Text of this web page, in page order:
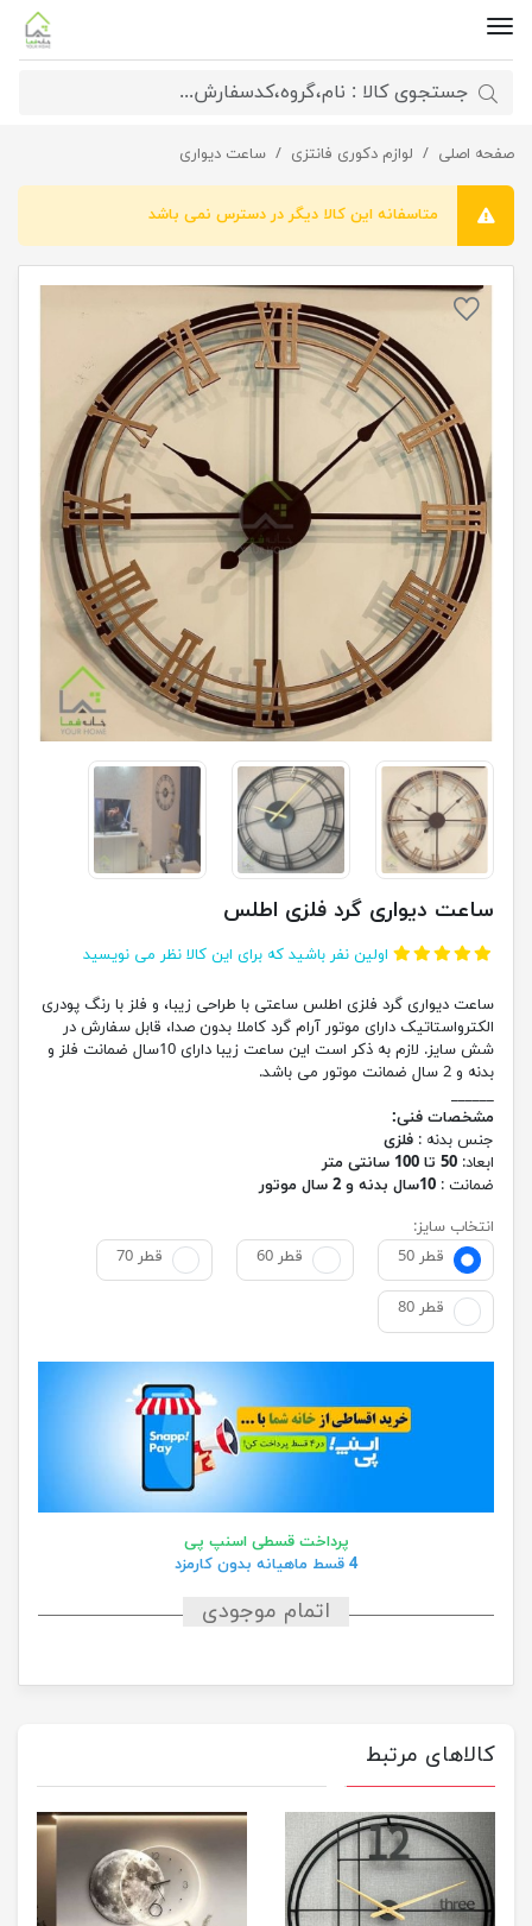
صفحه اصلی لوازم دکوری فانتزی ساعت دیواری ساعت دیواری گرد فلزی اطلس
متاسفانه این کالا دیگر در دسترس نمی باشد
ساعت دیواری گرد فلزی اطلس
اولین نفر باشید که برای این کالا نظر می نویسید
ساعت دیواری گرد فلزی اطلس ساعتی با طراحی زیبا، و فلز با رنگ پودری
الکترواستاتیک دارای موتور آرام گرد کاملا بدون صدا، قابل سفارش در
شش سایز. لازم به ذکر است این ساعت زیبا دارای 10سال ضمانت فلز و
بدنه و 2 سال ضمانت موتور می باشد.
______
مشخصات فنی:
جنس بدنه : فلزی
ابعاد: 50 تا 100 سانتی متر
ضمانت : 10سال بدنه و 2 سال موتور
انتخاب سایز:
قطر 50
قطر 60 قطر 70
قطر 80
پرداخت قسطی اسنپ پی
4 قسط ماهیانه بدون کارمزد
اتمام موجودی
کالاهای مرتبط